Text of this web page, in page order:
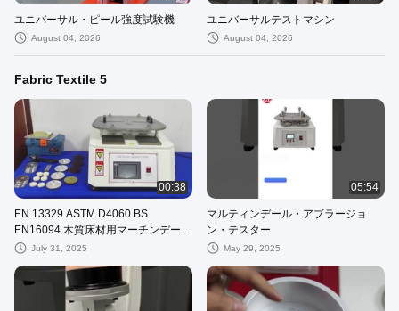
ユニバーサル・ピール強度試験機
August 04, 2026
ユニバーサルテストマシン
August 04, 2026
Fabric Textile 5
00:38
EN 13329 ASTM D4060 BS
EN16094 木質床材用マーチンデール
摩耗試験機 マーチンデール摩耗試験
July 31, 2025
05:54
マルティンデール・アブラージョ
ン・テスター
May 29, 2025